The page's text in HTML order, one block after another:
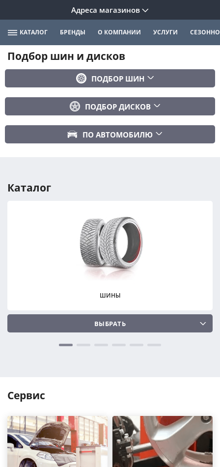
Адреса магазинов
КАТАЛОГ БРЕНДЫ О КОМПАНИИ УСЛУГИ
Подбор шин и дисков
ПОДБОР ШИН
Сбросить
ПОДБОР ДИСКОВ
ПОДОБРАТЬ
Сбросить
ПО АВТОМОБИЛЮ
Год авто
ПОДОБРАТЬ
Сбросить
Каталог
ШИНЫ
ВЫБРАТЬ
Сервис